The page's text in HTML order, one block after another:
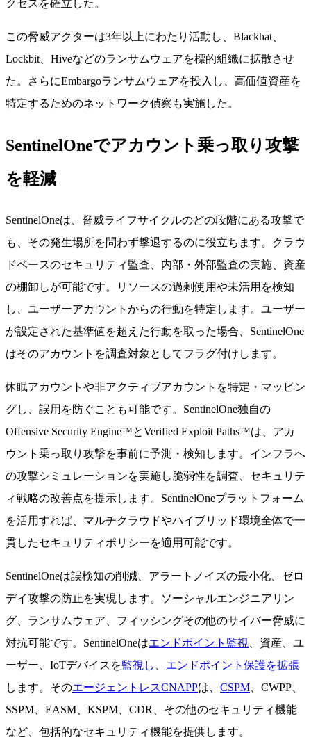
クセスを確立した。
この脅威アクターは3年以上にわたり活動し、Blackhat、
Lockbit、Hiveなどのランサムウェアを標的組織に拡散させ
た。さらにEmbargoランサムウェアを投入し、高価値資産を
特定するためのネットワーク偵察も実施した。
SentinelOneでアカウント乗っ取り攻撃
を軽減
SentinelOneは、脅威ライフサイクルのどの段階にある攻撃で
も、その発生場所を問わず撃退するのに役立ちます。クラウ
ドベースのセキュリティ監査、内部・外部監査の実施、資産
の棚卸しが可能です。リソースの過剰使用や未活用を検知
し、ユーザーアカウントからの行動を特定します。ユーザー
が設定された基準値を超えた行動を取った場合、SentinelOne
はそのアカウントを調査対象としてフラグ付けします。
休眠アカウントや非アクティブアカウントを特定・マッピン
グし、誤用を防ぐことも可能です。SentinelOne独自の
Offensive Security Engine™とVerified Exploit Paths™は、アカ
ウント乗っ取り攻撃を事前に予測・検知します。インフラへ
の攻撃シミュレーションを実施し脆弱性を調査、セキュリテ
ィ戦略の改善点を提示します。SentinelOneプラットフォーム
を活用すれば、マルチクラウドやハイブリッド環境全体で一
貫したセキュリティポリシーを適用可能です。
SentinelOneは誤検知の削減、アラートノイズの最小化、ゼロ
デイ攻撃の防止を実現します。ソーシャルエンジニアリン
グ、ランサムウェア、フィッシングその他のサイバー脅威に
対抗可能です。SentinelOneはエンドポイント監視
、資産、ユ
ーザー、IoTデバイスを監視し
エンドポイント保護を拡張
します。そのエージェントレスCNAPPは、 CSPM 、CWPP、
SSPM、EASM、KSPM、CDR、その他のセキュリティ機能
など、包括的なセキュリティ機能を提供します。